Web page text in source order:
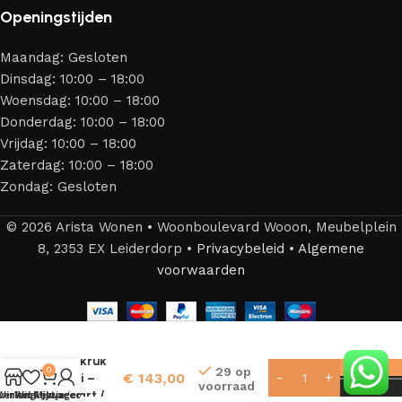
Openingstijden
Maandag: Gesloten
Dinsdag: 10:00 – 18:00
Woensdag: 10:00 – 18:00
Donderdag: 10:00 – 18:00
Vrijdag: 10:00 – 18:00
Zaterdag: 10:00 – 18:00
Zondag: Gesloten
© 2026 Arista Wonen • Woonboulevard Wooon, Meubelplein
8, 2353 EX Leiderdorp • Privacybeleid • Algemene
voorwaarden
Barkruk
Skai –
Zwart /
€ 143,00
29 op
voorraad
0
Winkelwagen
Mijn account